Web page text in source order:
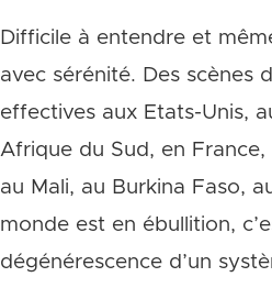
Difficile à entendre et
avec sérénité. Des scènes
effectives aux Etats-Unis,
Afrique du Sud, en France,
au Mali, au Burkina Faso,
monde est en ébullition,
dégénérescence d’un